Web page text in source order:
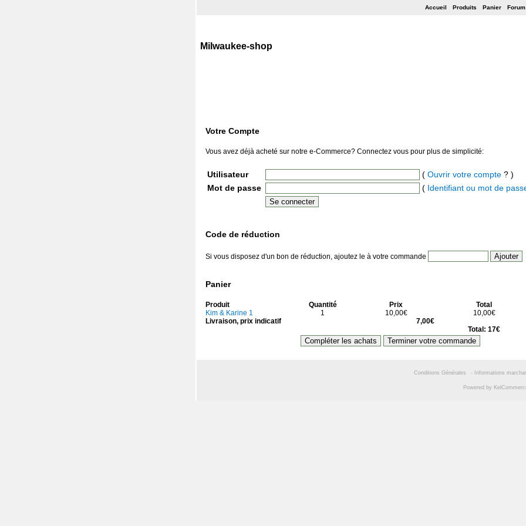
Milwaukee-shop
Accueil Produits Panier Forum
Votre Compte
Vous avez déjà acheté sur notre e-Commerce? Connectez vous pour plus de simplicité:
Utilisateur ( Ouvrir votre compte? )
Mot de passe
( Identifiant ou mot de
Code de réduction
Si vous disposez d'un bon de réduction, ajoutez le à votre commande
Panier
Produit Quantité Prix
Total
Kim & Karine 1
1 10,00€ 10,00€
Livraison, prix indicatif
7,00€
Total: 17€
Conditions Générales - Informations
Powered by